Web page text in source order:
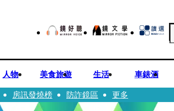
人物 美食旅遊 生活 車錶酒
房訊發燒榜 防詐鏡區 更多